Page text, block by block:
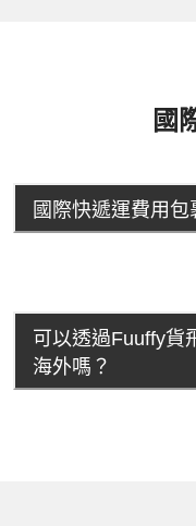
國
國際快遞運費用
可以透過Fuuffy貨
海外嗎？